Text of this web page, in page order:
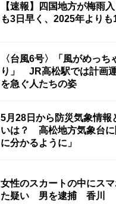
【速報】四国地方が梅雨
も3日早く、2025年よりも
〈台風6号〉「風がめっち
り」 JR高松駅では計画
を急ぐ人たちの姿
5月28日から防災気象情報
いは？ 高松地方気象台に
に分かるように」
女性のスカートの中にス
た疑い 男を逮捕 香川